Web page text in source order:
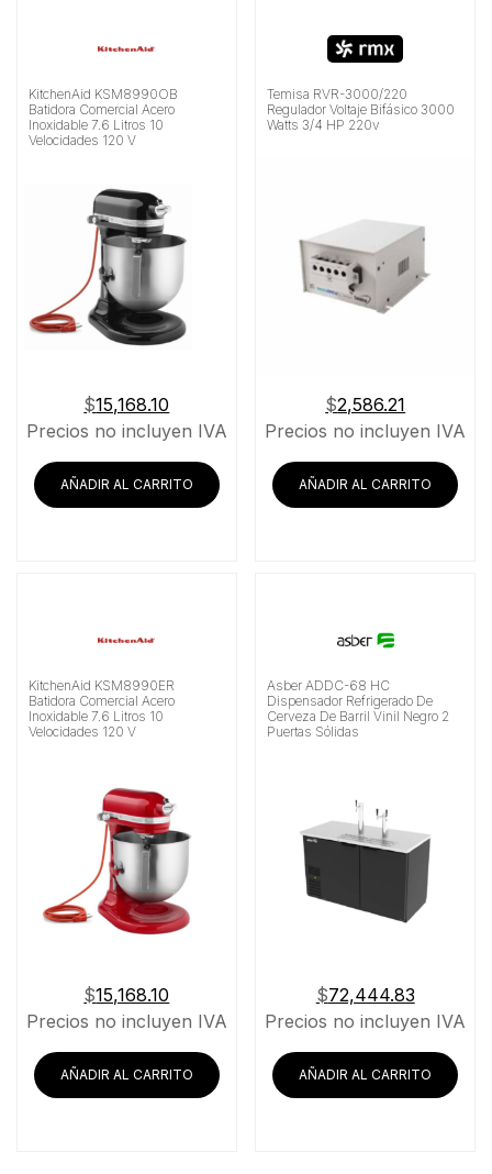
KitchenAid KSM8990OB
Batidora Comercial Acero
Inoxidable 7.6 Litros 10
Velocidades 120 V
$15,168.10
Precios no incluyen IVA
AÑADIR AL CARRITO
Temisa RVR-3000/220
Regulador Voltaje Bifásico 3000
Watts 3/4 HP 220v
$2,586.21
Precios no incluyen IVA
AÑADIR AL CARRITO
KitchenAid KSM8990ER
Batidora Comercial Acero
Inoxidable 7.6 Litros 10
Velocidades 120 V
$15,168.10
Precios no incluyen IVA
AÑADIR AL CARRITO
Asber ADDC-68 HC
Dispensador Refrigerado De
Cerveza De Barril Vinil Negro 2
Puertas Sólidas
$72,444.83
Precios no incluyen IVA
AÑADIR AL CARRITO